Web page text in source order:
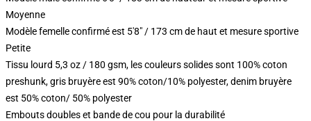
Moyenne
Modèle femelle confirmé est 5'8" / 173 cm de haut et mesure sportive
Petite
Tissu lourd 5,3 oz / 180 gsm, les couleurs solides sont 100% coton
preshunk, gris bruyère est 90% coton/10% polyester, denim bruyère
est 50% coton/ 50% polyester
Embouts doubles et bande de cou pour la durabilité